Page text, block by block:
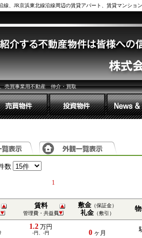
、JR京浜東北線沿線周辺の賃貸アパート、賃貸マンショ
売買事業用不動産 仲介・買取
数
1
賃料
管理費・共益費
敷金 （保証金）
礼金 （敷引）
1.2 万円
-円、-円 0 ヶ月